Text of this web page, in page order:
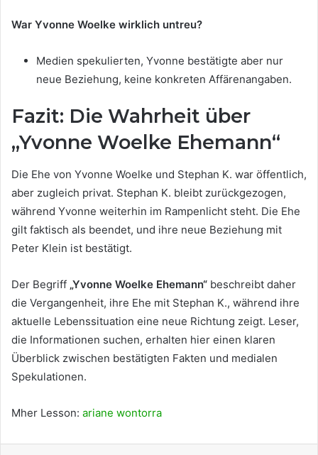
War Yvonne Woelke wirklich untreu?
Medien spekulierten, Yvonne bestätigte aber nur
neue Beziehung, keine konkreten Affärenangaben.
Fazit: Die Wahrheit über
„Yvonne Woelke Ehemann“
Die Ehe von Yvonne Woelke und Stephan K. war öffentlich,
aber zugleich privat. Stephan K. bleibt zurückgezogen,
während Yvonne weiterhin im Rampenlicht steht. Die Ehe
gilt faktisch als beendet, und ihre neue Beziehung mit
Peter Klein ist bestätigt.
Der Begriff „Yvonne Woelke Ehemann“ beschreibt daher
die Vergangenheit, ihre Ehe mit Stephan K., während ihre
aktuelle Lebenssituation eine neue Richtung zeigt. Leser,
die Informationen suchen, erhalten hier einen klaren
Überblick zwischen bestätigten Fakten und medialen
Spekulationen.
Mher Lesson: ariane wontorra